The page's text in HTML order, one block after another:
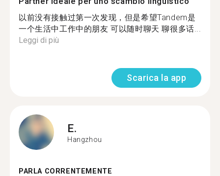
以前没有接触过第一次发现，但是希望Tandem是
一个生活中工作中的朋友 可以随时聊天 聊很多话...
Leggi di più
Scarica la app
E.
Hangzhou
PARLA CORRENTEMENTE